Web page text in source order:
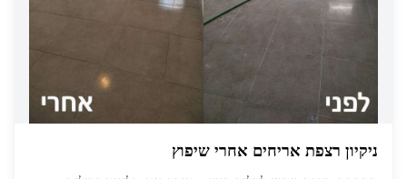
ניקיון רצפת אריחים אחרי שיפוץ